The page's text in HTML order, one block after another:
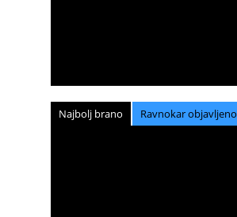
Najbolj brano Ravnokar objavljeno